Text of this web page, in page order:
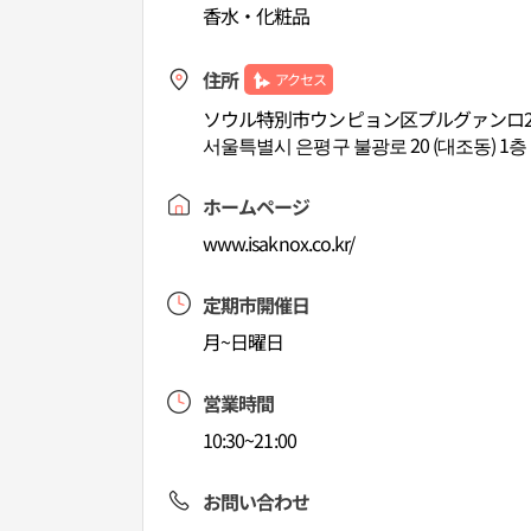
香水・化粧品
住所 アクセス
ソウル特別市ウンピョン区プルグァンロ
서울특별시 은평구 불광로 20 (대조동) 1층
ホームページ
www.isaknox.co.kr/
定期市開催日
月~日曜日
営業時間
10:30~21:00
お問い合わせ